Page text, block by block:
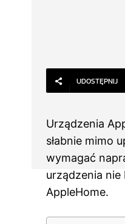
UDOSTĘPNIJ
Urządzenia
słabnie mimo
wymagać
urządzenia
AppleHome.